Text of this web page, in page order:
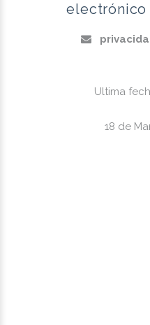
electrónico
Ultima
18 de